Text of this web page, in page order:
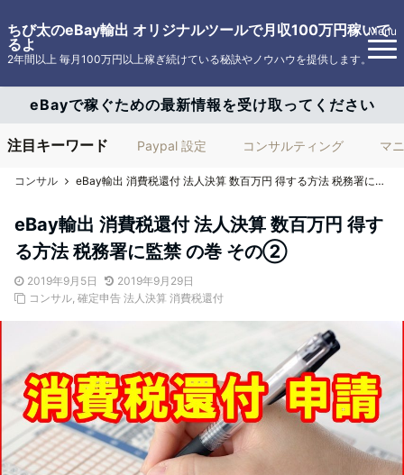
ちび太のeBay輸出 オリジナルツールで月収100万円稼いで
るよ
2年間以上 毎月100万円以上稼ぎ続けている秘訣やノウハウを提供します。
Menu
eBayで稼ぐための最新情報を受け取ってください
注目キーワード Paypal 設定 コンサルティング マ
コンサル eBay輸出 消費税還付 法人決算 数百万円 得する方法 税務署に監禁 の巻 その②
eBay輸出 消費税還付 法人決算 数百万円 得す
る方法 税務署に監禁 の巻 その②
2019年9月5日
2019年9月29日
コンサル, 確定申告 法人決算 消費税還付